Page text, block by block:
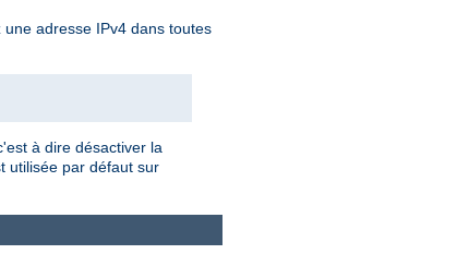
adresse IPv4 dans toutes
à dire désactiver la
utilisée par défaut sur